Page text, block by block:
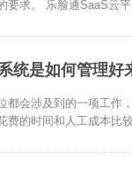
要求。 乐脸通SaaS云
统是如何管理好
都会涉及到的一项工作
费的时间和人工成本比